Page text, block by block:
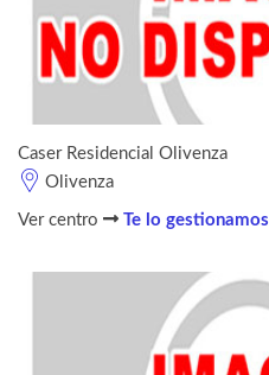
Caser Residencial Olivenza
Olivenza
Ver centro Te lo gestionamos